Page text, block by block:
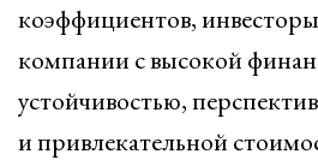
коэффициентов,
компании с высокой
устойчивостью,
и привлекательной